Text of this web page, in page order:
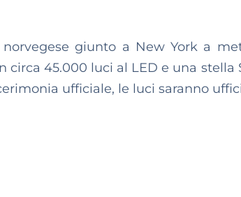
giunto a New York a
circa 45.000 luci al LED e una stella
ufficiale, le luci saranno